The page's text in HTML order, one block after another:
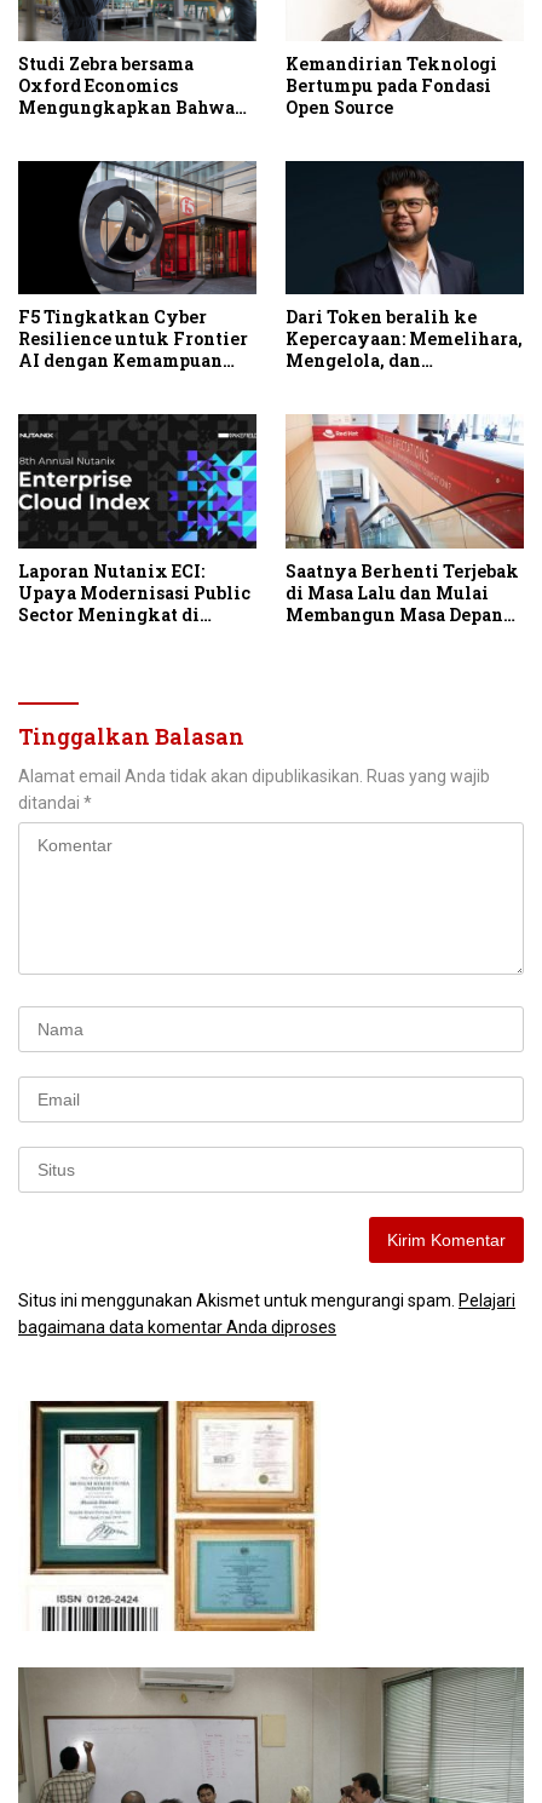
Studi Zebra bersama
Oxford Economics
Mengungkapkan Bahwa
Peluang Peningkatan
Produktivitas dan
Profitabilitas
Kemandirian Teknologi
Bertumpu pada Fondasi
Open Source
F5 Tingkatkan Cyber
Resilience untuk Frontier
AI dengan Kemampuan
Dari Token beralih ke
Kepercayaan: Memelihara,
Mengelola, dan
Laporan Nutanix ECI:
Upaya Modernisasi Public
Sector Meningkat di
Saatnya Berhenti Terjebak
di Masa Lalu dan Mulai
Membangun Masa Depan
Tinggalkan Balasan
Alamat email Anda tidak akan dipublikasikan. Ruas yang wajib
ditandai *
Situs ini menggunakan Akismet untuk mengurangi spam. Pelajari
bagaimana data komentar Anda diproses